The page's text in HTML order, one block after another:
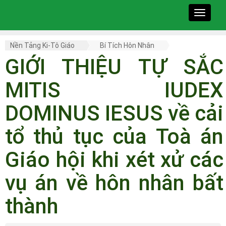
Toggle
Nền Tảng Ki-Tô Giáo Bí Tích Hôn Nhân
GIỚI THIỆU TỰ SẮC
MITIS IUDEX
DOMINUS IESUS về cải
tổ thủ tục của Toà án
Giáo hội khi xét xử các
vụ án về hôn nhân bất
thành